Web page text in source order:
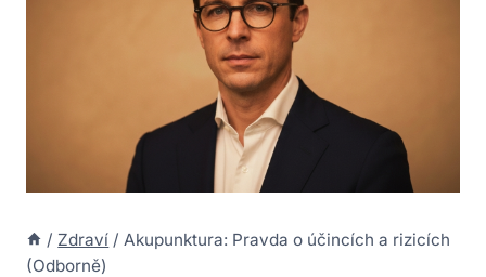
/ Zdraví / Akupunktura: Pravda o účincích a rizicích
(Odborně)